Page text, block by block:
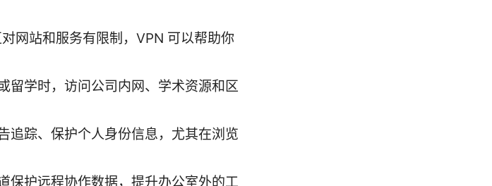
网站和服务有限制，VPN 可以帮助你
留学时，访问公司内网、学术资源和区
追踪、保护个人身份信息，尤其在浏览
保护远程协作数据，提升办公室外的工